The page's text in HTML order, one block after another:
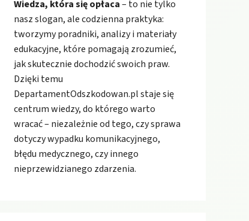
Wiedza, która się opłaca– to nie tylko
nasz slogan, ale codzienna praktyka:
tworzymy poradniki, analizy i materiały
edukacyjne, które pomagają zrozumieć,
jak skutecznie dochodzić swoich praw.
Dzięki temu
DepartamentOdszkodowan.pl staje się
centrum wiedzy, do którego warto
wracać – niezależnie od tego, czy sprawa
dotyczy wypadku komunikacyjnego,
błędu medycznego, czy innego
nieprzewidzianego zdarzenia.